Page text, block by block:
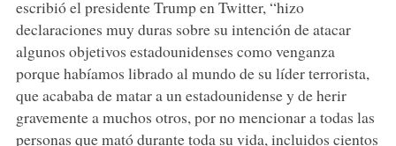
escribió el presidente Trump en Twitter, “hizo
declaraciones muy duras sobre su intención de atacar
algunos objetivos estadounidenses como venganza
porque habíamos librado al mundo de su líder terrorista,
que acababa de matar a un estadounidense y de herir
gravemente a muchos otros, por no mencionar a todas las
personas que mató durante toda su vida, incluidos cientos